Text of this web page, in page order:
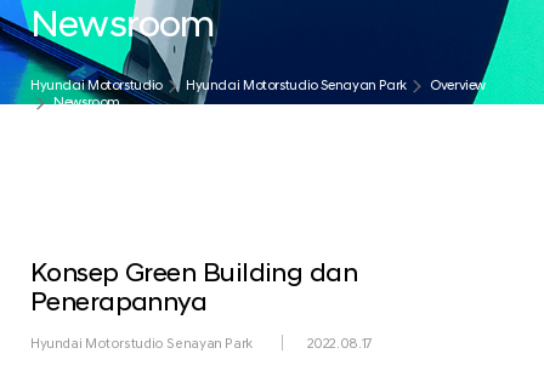
Newsroom
Hyundai Motorstudio Hyundai Motorstudio Senayan Park
Overview
Newsroom
Konsep Green Building dan
Penerapannya
Hyundai Motorstudio Senayan Park 2022.08.17